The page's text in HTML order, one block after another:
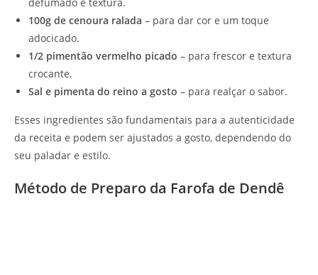
100g de cenoura ralada – para dar cor e um toque
adocicado.
1/2 pimentão vermelho picado – para frescor e textura
crocante.
Sal e pimenta do reino a gosto – para realçar o sabor.
Esses ingredientes são fundamentais para a autenticidade
da receita e podem ser ajustados a gosto, dependendo do
seu paladar e estilo.
Método de Preparo da Farofa de Dendê